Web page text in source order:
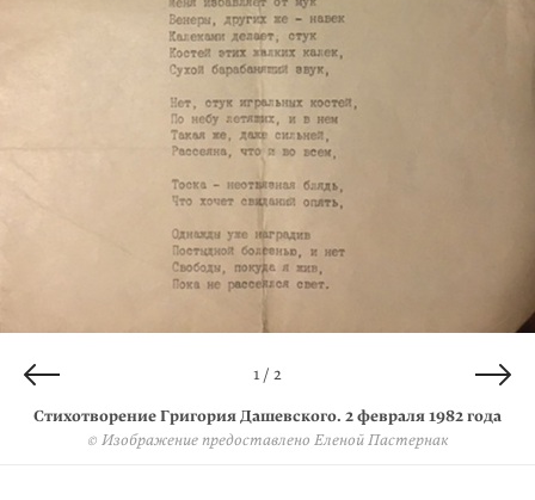
1 / 2
Стихотворение Григория Дашевского. 2 февраля 1982 года
© Изображение предоставлено Еленой Пастернак
2 / 2
Оборотная сторона машинописного листа со стихотворением
Григория Дашевского. 2 февраля 1982 года